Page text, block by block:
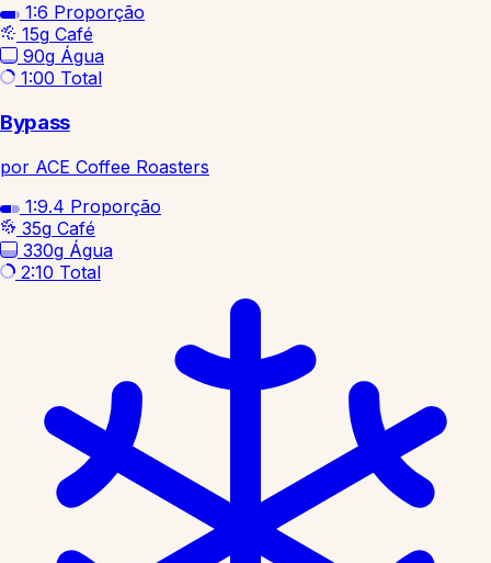
1:6 Proporção
15g Café
90g Água
1:00 Total
Bypass
por ACE Coffee Roasters
1:9.4 Proporção
35g Café
330g Água
2:10 Total